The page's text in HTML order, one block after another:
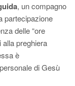
, un compagno
partecipazione
delle “ore
alla preghiera
è
di Gesù